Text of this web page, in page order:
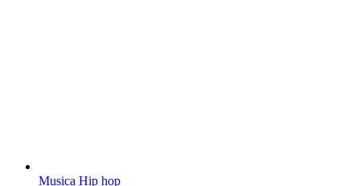
Musica Hip hop